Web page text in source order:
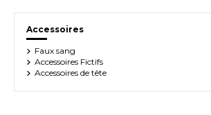
Accessoires
Faux sang
Accessoires Fictifs
Accessoires de tête